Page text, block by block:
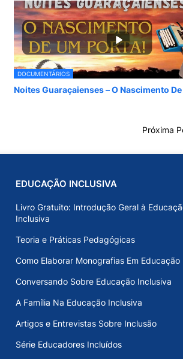
DOCUMENTÁRIOS
Noites Guaraçaienses – O Nascimento
Próxima
EDUCAÇÃO INCLUSIVA
Livro Gratuito: Introdução Geral à
Inclusiva
Teoria e Práticas Pedagógicas
Como Elaborar Monografias Em Educação
Conversando Sobre Educação Inclusiva
A Família Na Educação Inclusiva
Artigos e Entrevistas Sobre Inclusão
Série Educadores Incluídos